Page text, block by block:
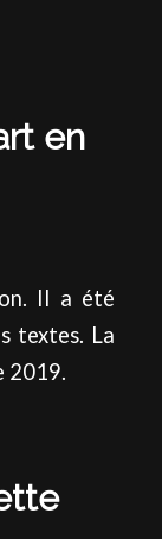
en
Il a été
textes. La
2019.